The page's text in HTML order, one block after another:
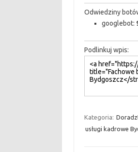
Odwiedziny
googlebot:
Podlinkuj wpis:
Kategoria:
usługi kadrowe